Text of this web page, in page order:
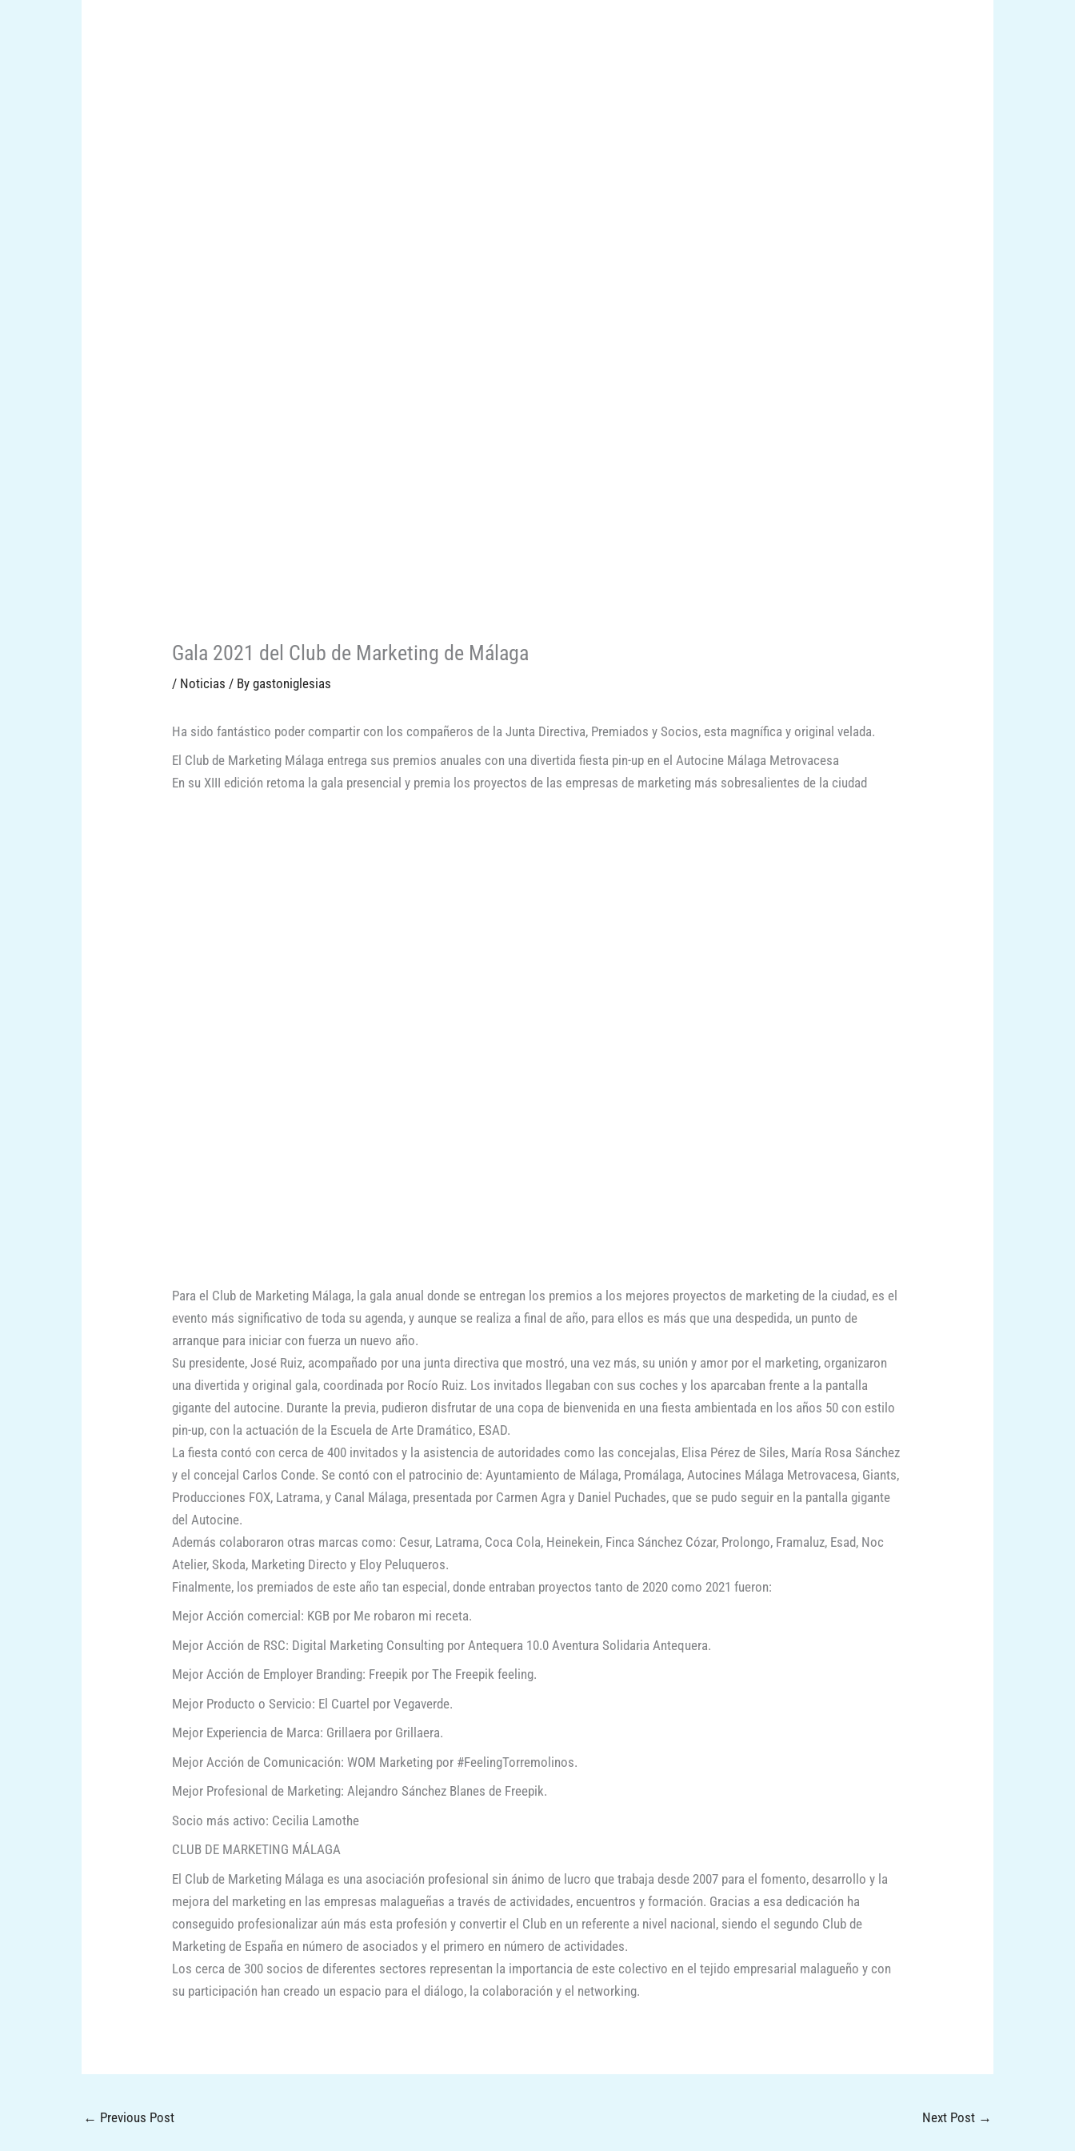
Gala 2021 del Club de Marketing de Málaga
/ Noticias / Bygastoniglesias
Ha sido fantástico poder compartir con los compañeros de la Junta Directiva, Premiados y Socios, esta magnífica y original velada.
El Club de Marketing Málaga entrega sus premios anuales con una divertida fiesta pin-up en el Autocine Málaga Metrovacesa
En su XIII edición retoma la gala presencial y premia los proyectos de las empresas de marketing más sobresalientes de la ciudad
Para el Club de Marketing Málaga, la gala anual donde se entregan los premios a los mejores proyectos de marketing de la ciudad, es el
evento más significativo de toda su agenda, y aunque se realiza a final de año, para ellos es más que una despedida, un punto de
arranque para iniciar con fuerza un nuevo año.
Su presidente, José Ruiz, acompañado por una junta directiva que mostró, una vez más, su unión y amor por el marketing, organizaron
una divertida y original gala, coordinada por Rocío Ruiz. Los invitados llegaban con sus coches y los aparcaban frente a la pantalla
gigante del autocine. Durante la previa, pudieron disfrutar de una copa de bienvenida en una fiesta ambientada en los años 50 con estilo
pin-up, con la actuación de la Escuela de Arte Dramático, ESAD.
La fiesta contó con cerca de 400 invitados y la asistencia de autoridades como las concejalas, Elisa Pérez de Siles, María Rosa Sánchez
y el concejal Carlos Conde. Se contó con el patrocinio de: Ayuntamiento de Málaga, Promálaga, Autocines Málaga Metrovacesa, Giants,
Producciones FOX, Latrama, y Canal Málaga, presentada por Carmen Agra y Daniel Puchades, que se pudo seguir en la pantalla gigante
del Autocine.
Además colaboraron otras marcas como: Cesur, Latrama, Coca Cola, Heinekein, Finca Sánchez Cózar, Prolongo, Framaluz, Esad, Noc
Atelier, Skoda, Marketing Directo y Eloy Peluqueros.
Finalmente, los premiados de este año tan especial, donde entraban proyectos tanto de 2020 como 2021 fueron:
Mejor Acción comercial: KGB por Me robaron mi receta.
Mejor Acción de RSC: Digital Marketing Consulting por Antequera 10.0 Aventura Solidaria Antequera.
Mejor Acción de Employer Branding: Freepik por The Freepik feeling.
Mejor Producto o Servicio: El Cuartel por Vegaverde.
Mejor Experiencia de Marca: Grillaera por Grillaera.
Mejor Acción de Comunicación: WOM Marketing por #FeelingTorremolinos.
Mejor Profesional de Marketing: Alejandro Sánchez Blanes de Freepik.
Socio más activo: Cecilia Lamothe
CLUB DE MARKETING MÁLAGA
El Club de Marketing Málaga es una asociación profesional sin ánimo de lucro que trabaja desde 2007 para el fomento, desarrollo y la
mejora del marketing en las empresas malagueñas a través de actividades, encuentros y formación. Gracias a esa dedicación ha
conseguido profesionalizar aún más esta profesión y convertir el Club en un referente a nivel nacional, siendo el segundo Club de
Marketing de España en número de asociados y el primero en número de actividades.
Los cerca de 300 socios de diferentes sectores representan la importancia de este colectivo en el tejido empresarial malagueño y con
su participación han creado un espacio para el diálogo, la colaboración y el networking.
← Previous Post Next Post →